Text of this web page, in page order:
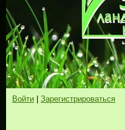
Войти Зарегистрироваться